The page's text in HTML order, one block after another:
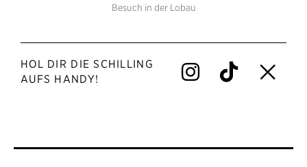
Besuch in der Lobau
HOL DIR DIE SCHILLING
AUFS HANDY!
Instagram
Tiktok